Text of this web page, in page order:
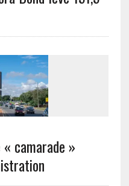
camarade »